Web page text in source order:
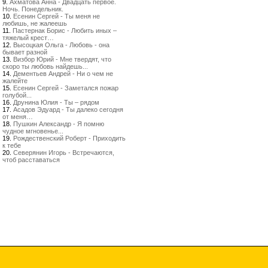
9. Ахматова Анна - Двадцать первое.
Ночь. Понедельник.
10. Есенин Сергей - Ты меня не
любишь, не жалеешь
11. Пастернак Борис - Любить иных –
тяжелый крест…
12. Высоцкая Ольга - Любовь - она
бывает разной
13. Визбор Юрий - Мне твердят, что
скоро ты любовь найдешь...
14. Дементьев Андрей - Ни о чем не
жалейте
15. Есенин Сергей - Заметался пожар
голубой...
16. Друнина Юлия - Ты – рядом
17. Асадов Эдуард - Ты далеко сегодня
от меня…
18. Пушкин Александр - Я помню
чудное мгновенье...
19. Рождественский Роберт - Приходить
к тебе
20. Северянин Игорь - Встречаются,
чтоб расставаться